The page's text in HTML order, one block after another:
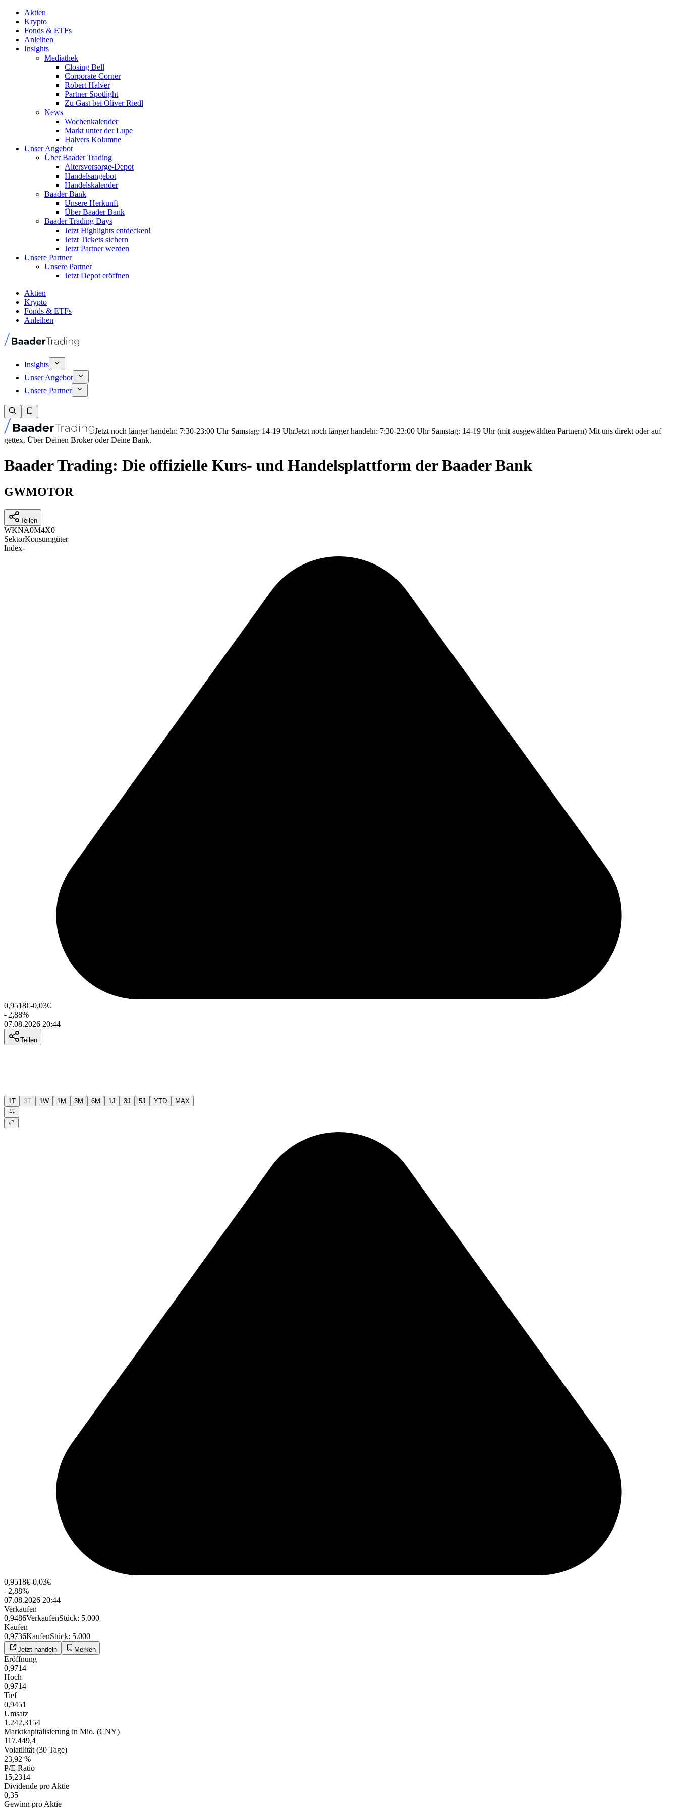
Aktien
Krypto
Fonds & ETFs
Anleihen
Insights
Mediathek
Closing Bell
Corporate Corner
Robert Halver
Partner Spotlight
Zu Gast bei Oliver Riedl
News
Wochenkalender
Markt unter der Lupe
Halvers Kolumne
Unser Angebot
Über Baader Trading
Altersvorsorge-Depot
Handelsangebot
Handelskalender
Baader Bank
Unsere Herkunft
Über Baader Bank
Baader Trading Days
Jetzt Highlights entdecken!
Jetzt Tickets sichern
Jetzt Partner werden
Unsere Partner
Unsere Partner
Jetzt Depot eröffnen
Aktien
Krypto
Fonds & ETFs
Anleihen
Insights
Unser Angebot
Unsere Partner
Jetzt noch länger handeln: 7:30-23:00 Uhr Samstag: 14-19 UhrJetzt noch länger handeln: 7:30-23:00 Uhr Samstag: 14-19 Uhr (mit ausgewählten Partnern) Mit uns direkt oder auf
gettex. Über Deinen Broker oder Deine Bank.
Baader Trading: Die offizielle Kurs- und Handelsplattform der Baader Bank
GWMOTOR
Teilen
WKNA0M4X0
SektorKonsumgüter
Index-
0,9518€-0,03€
-2,88%
07.08.2026 20:44
Teilen
1T 3T 1W 1M 3M 6M 1J 3J 5J YTD MAX
0,9518€-0,03€
- 2,88%
07.08.2026 20:44
Verkaufen
0,9486VerkaufenStück: 5.000
Kaufen
0,9736KaufenStück: 5.000
Jetzt handeln Merken
Eröffnung
0,9714
Hoch
0,9714
Tief
0,9451
Umsatz
1.242,3154
Marktkapitalisierung in Mio. (CNY)
117.449,4
Volatilität (30 Tage)
23,92 %
P/E Ratio
15,2314
Dividende pro Aktie
0,35
Gewinn pro Aktie